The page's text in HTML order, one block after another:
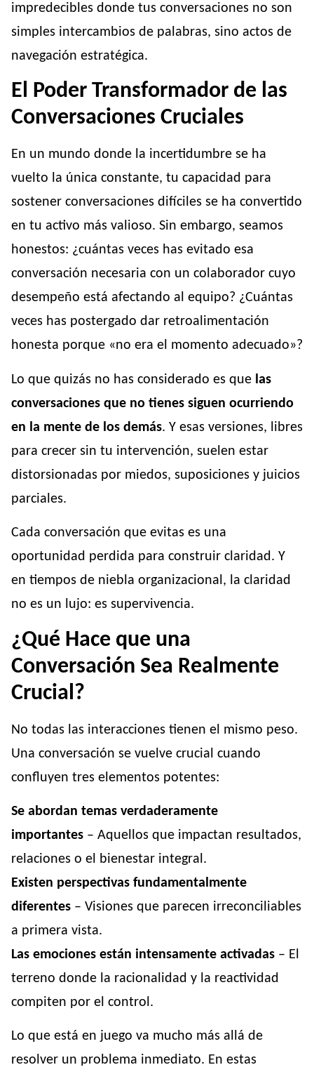
impredecibles donde tus conversaciones no son
simples intercambios de palabras, sino actos de
navegación estratégica.
El Poder Transformador de las
Conversaciones Cruciales
En un mundo donde la incertidumbre se ha
vuelto la única constante, tu capacidad para
sostener conversaciones difíciles se ha convertido
en tu activo más valioso. Sin embargo, seamos
honestos: ¿cuántas veces has evitado esa
conversación necesaria con un colaborador cuyo
desempeño está afectando al equipo? ¿Cuántas
veces has postergado dar retroalimentación
honesta porque «no era el momento adecuado»?
Lo que quizás no has considerado es que las
conversaciones que no tienes siguen ocurriendo
en la mente de los demás. Y esas versiones, libres
para crecer sin tu intervención, suelen estar
distorsionadas por miedos, suposiciones y juicios
parciales.
Cada conversación que evitas es una
oportunidad perdida para construir claridad. Y
en tiempos de niebla organizacional, la claridad
no es un lujo: es supervivencia.
¿Qué Hace que una
Conversación Sea Realmente
Crucial?
No todas las interacciones tienen el mismo peso.
Una conversación se vuelve crucial cuando
confluyen tres elementos potentes:
Se abordan temas verdaderamente
importantes – Aquellos que impactan resultados,
relaciones o el bienestar integral.
Existen perspectivas fundamentalmente
diferentes – Visiones que parecen irreconciliables
a primera vista.
Las emociones están intensamente activadas – El
terreno donde la racionalidad y la reactividad
compiten por el control.
Lo que está en juego va mucho más allá de
resolver un problema inmediato. En estas